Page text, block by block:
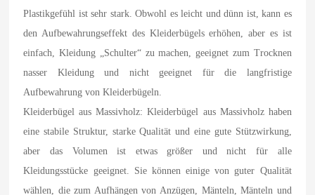
Plastikgefühl ist sehr stark. Obwohl es leicht und dünn ist, kann es
den Aufbewahrungseffekt des Kleiderbügels erhöhen, aber es ist
einfach, Kleidung „Schulter“ zu machen, geeignet zum Trocknen
nasser Kleidung und nicht geeignet für die langfristige
Aufbewahrung von Kleiderbügeln.
Kleiderbügel aus Massivholz: Kleiderbügel aus Massivholz haben
eine stabile Struktur, starke Qualität und eine gute Stützwirkung,
aber das Volumen ist etwas größer und nicht für alle
Kleidungsstücke geeignet. Sie können einige von guter Qualität
wählen, die zum Aufhängen von Anzügen, Mänteln, Mänteln und